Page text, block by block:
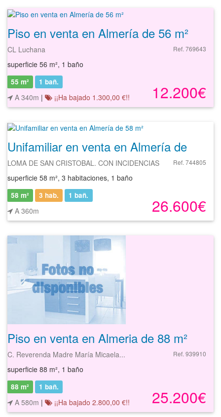
Piso en venta en Almería de 56 m²
CL Luchana Ref. 769643
superficie 56 m², 1 baño
12.200€
55 m² 1 bañ.
A 340m | ¡¡Ha bajado 1.300,00 €!!
LOMA DE SAN CRISTOBAL. CON INCIDENCIAS Ref. 744805
superficie 58 m², 3 habitaciones, 1 baño
26.600€
58 m² 3 hab. 1 bañ.
A 360m
Piso en venta en Almeria de 88 m²
C. Reverenda Madre María Micaela... Ref. 939910
superficie 88 m², 1 baño
25.200€
88 m² 1 bañ.
A 580m | ¡¡Ha bajado 2.800,00 €!!